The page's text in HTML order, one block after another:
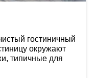
гостиничный
окружают
типичные для